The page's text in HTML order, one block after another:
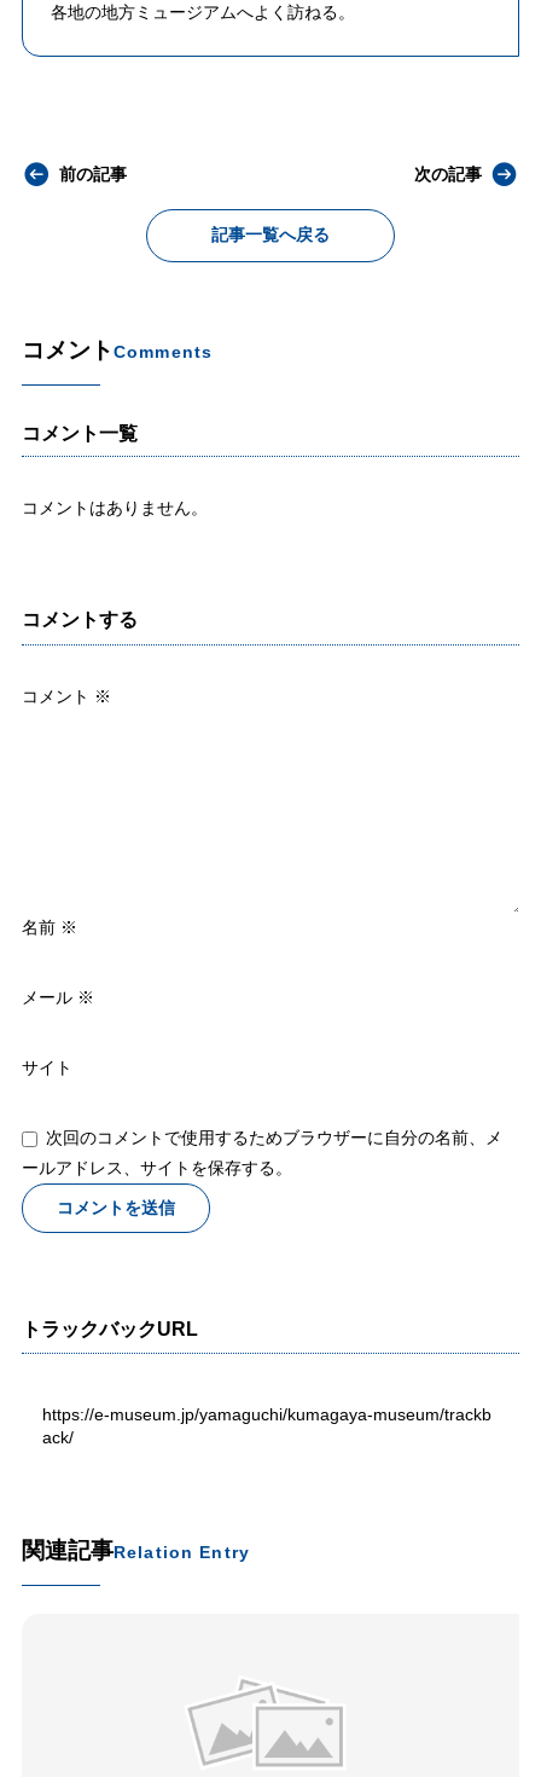
各地の地方ミュージアムへよく訪ねる。
前の記事
記事一覧へ戻る
次の記事
コメントComments
コメント一覧
コメントはありません。
コメントする
コメント ※
名前 ※
メール ※
サイト
次回のコメントで使用するためブラウザーに自分の名前、メ
ールアドレス、サイトを保存する。
トラックバックURL
https://e-museum.jp/yamaguchi/kumagaya-museum/trackb
ack/
関連記事Relation Entry